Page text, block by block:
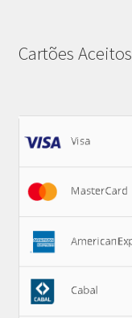
Cartões Aceitos